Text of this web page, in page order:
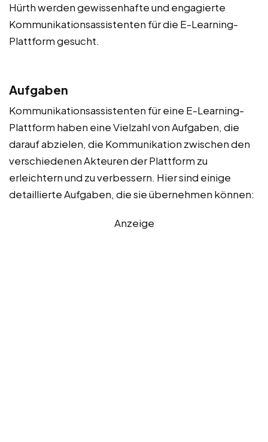
Hürth werden gewissenhafte und engagierte
Kommunikationsassistenten für die E-Learning-
Plattform gesucht.
Aufgaben
Kommunikationsassistenten für eine E-Learning-
Plattform haben eine Vielzahl von Aufgaben, die
darauf abzielen, die Kommunikation zwischen den
verschiedenen Akteuren der Plattform zu
erleichtern und zu verbessern. Hier sind einige
detaillierte Aufgaben, die sie übernehmen können:
Anzeige